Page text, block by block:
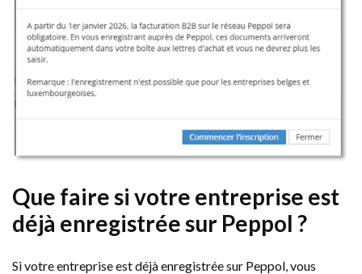
Que faire si votre entreprise est
déjà enregistrée sur Peppol ?
Si votre entreprise est déjà enregistrée sur Peppol, vous